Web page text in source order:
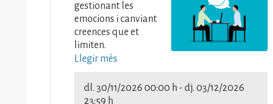
gestionant les
emocions i canviant
creences que et
limiten.
Llegir més
dl. 30/11/2026 00:00 h - dj. 03/12/2026
23:59 h